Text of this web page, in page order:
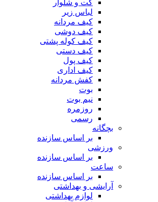
کت و شلوار
لباس زیر
کیف مردانه
کیف دوشی
کیف کوله پشتی
کیف دستی
کیف پول
کیف اداری
کفش مردانه
بوت
نیم بوت
روزمره
رسمی
بچگانه
بر اساس سازنده
ورزشی
بر اساس سازنده
ساعت
بر اساس سازنده
آرایشی و بهداشتی
لوازم بهداشتی